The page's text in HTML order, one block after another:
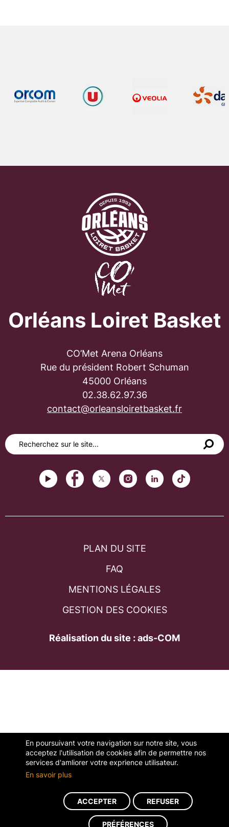
En poursuivant votre navigation sur notre site, vous
acceptez l'utilisation de cookies afin de permettre nos
services d'amliorer votre exprience utilisateur.
En savoir plus
ACCEPTER REFUSER
PRÉFÉRENCES
Orléans Loiret Basket
CO’Met Arena Orléans
Rue du président Robert Schuman
45000 Orléans
02.38.62.97.36
contact@orleansloiretbasket.fr
PLAN DU SITE
FAQ
MENTIONS LÉGALES
GESTION DES COOKIES
Réalisation du site : ads-COM